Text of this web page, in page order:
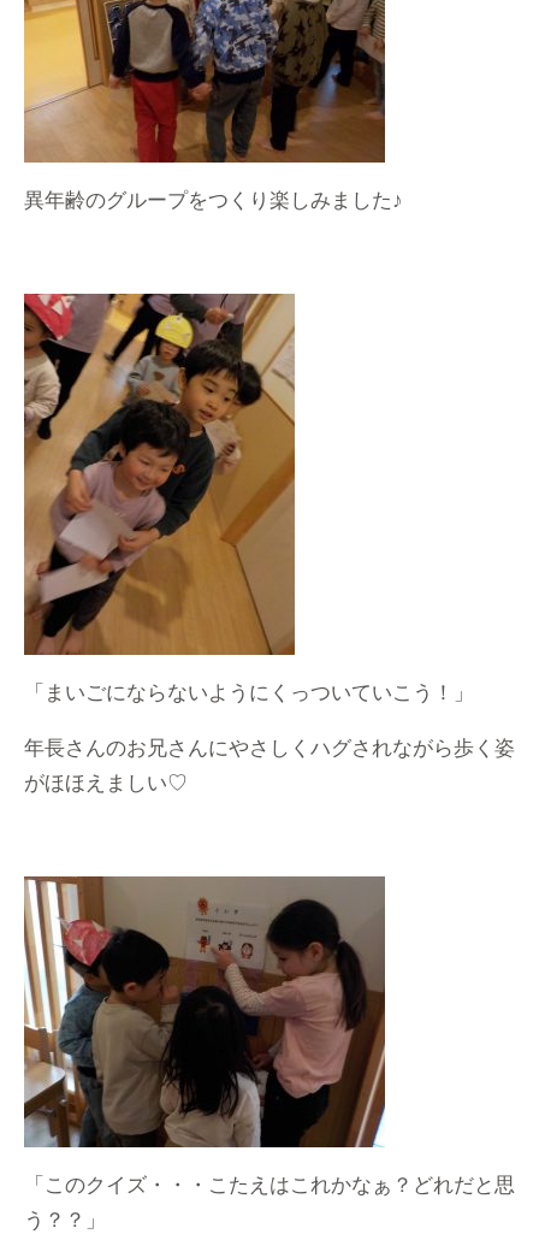
異年齢のグループをつくり楽しみました♪
「まいごにならないようにくっついていこう！」
年長さんのお兄さんにやさしくハグされながら歩く姿
がほほえましい♡
「このクイズ・・・こたえはこれかなぁ？どれだと思
う？？」